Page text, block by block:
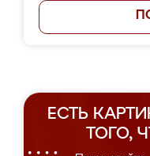
ЕСТЬ
ТОГО,